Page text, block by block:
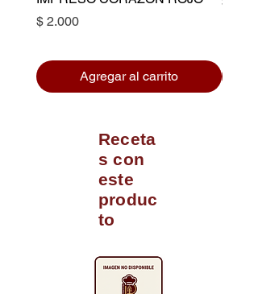
Precio
$ 2.000
Agregar al carrito
Receta
s con
este
produc
to